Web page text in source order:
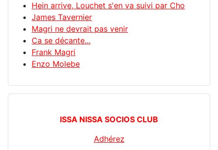
Hein arrive, Louchet s'en va suivi par Cho
James Tavernier
Magri ne devrait pas venir
Ca se décante...
Frank Magri
Enzo Molebe
ISSA NISSA SOCIOS CLUB
Adhérez